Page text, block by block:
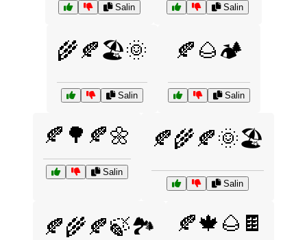
Salin Salin
🌾🍂🏖️🌞
Salin
🍂🌰🏕️
Salin
🍂🌳🍂🌼
Salin
🍂🌾🍂🌞🏖️
Salin
🍂🌾🍂🍃🏞️ 🍂🍁🌰🍫